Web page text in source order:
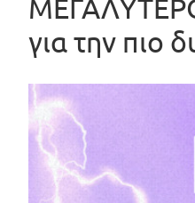
για την πιο
Προβολή
μεγαλύτερης
εικόνας